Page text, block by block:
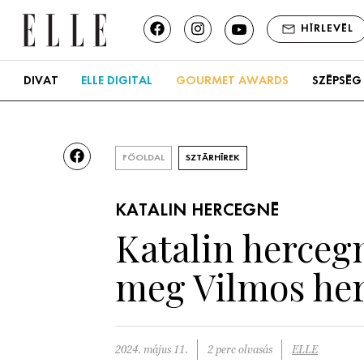
HÍRLEVÉL
DIVAT ELLE DIGITAL GOURMET AWARDS SZÉPSÉG
FŐOLDAL SZTÁRHÍREK
KATALIN HERCEGNÉ
Katalin
meg Vilmos
2024. május 11. 2 perc olvasás ELLE